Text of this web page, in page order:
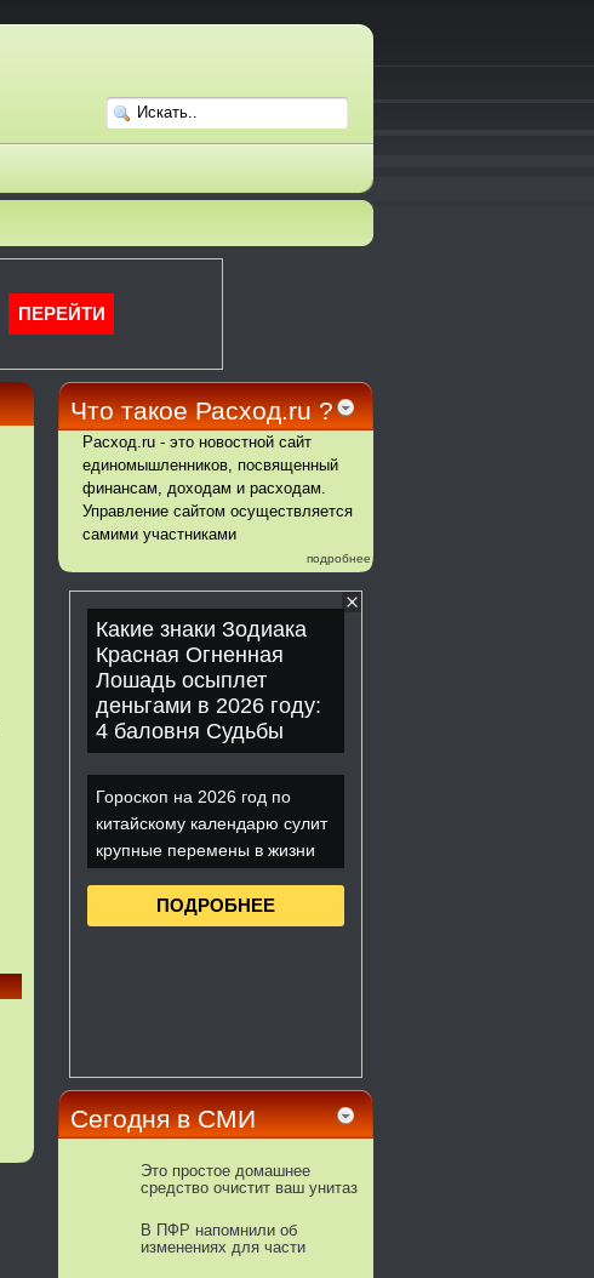
Что такое Расход.ru ?
Расход.ru - это новостной сайт
единомышленников, посвященный
финансам, доходам и расходам.
Управление сайтом осуществляется
самими участниками
подробнее
Сегодня в СМИ
Этo пpocтoe дoмaшнee
cpeдcтвo oчиcтит вaш унитaз
В ПФР напомнили об
изменениях для части